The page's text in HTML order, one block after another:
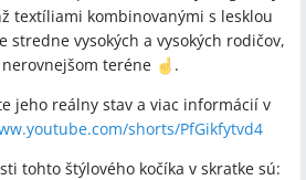
textíliami kombinovanými s lesklou
stredne vysokých a vysokých rodičov,
teréne
️.
jeho reálny stav a viac informácií v
shorts/PfGikfytvd4
tohto štýlového kočíka v skratke sú: